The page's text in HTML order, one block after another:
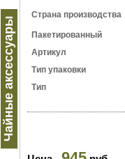
Чайные аксессуары
Страна производства
Пакетированный
Артикул
Тип упаковки
Тип